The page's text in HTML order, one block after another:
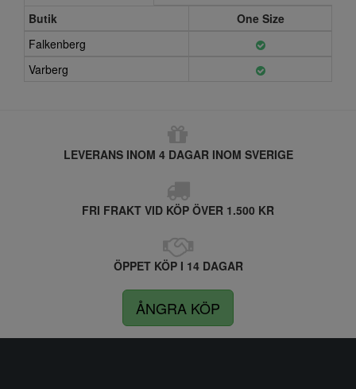
Butik
One Size
Falkenberg
Varberg
LEVERANS INOM 4 DAGAR INOM SVERIGE
FRI FRAKT VID KÖP ÖVER 1.500 KR
ÖPPET KÖP I 14 DAGAR
ÅNGRA KÖP